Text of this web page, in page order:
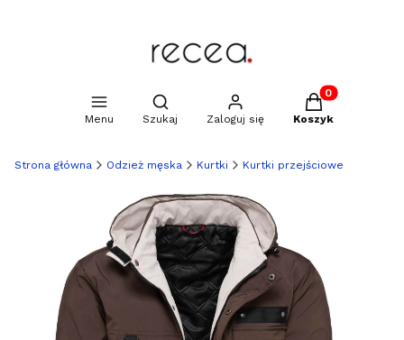
Menu
Otwórz wyszukiwarkę
Szukaj Zaloguj się
Produkty w
Koszyk
Strona główna Odzież męska Kurtki Kurtki przejściowe